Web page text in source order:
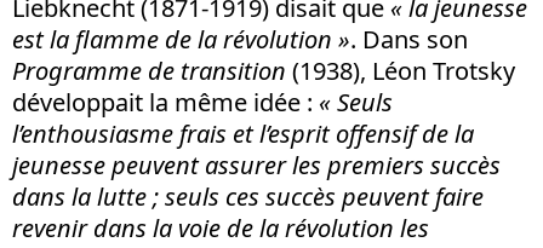
Liebknecht (1871-1919) disait que « la jeunesse
est la flamme de la révolution ». Dans son
Programme de transition (1938), Léon Trotsky
développait la même idée : « Seuls
l’enthousiasme frais et l’esprit offensif de la
jeunesse peuvent assurer les premiers succès
dans la lutte ; seuls ces succès peuvent faire
revenir dans la voie de la révolution les